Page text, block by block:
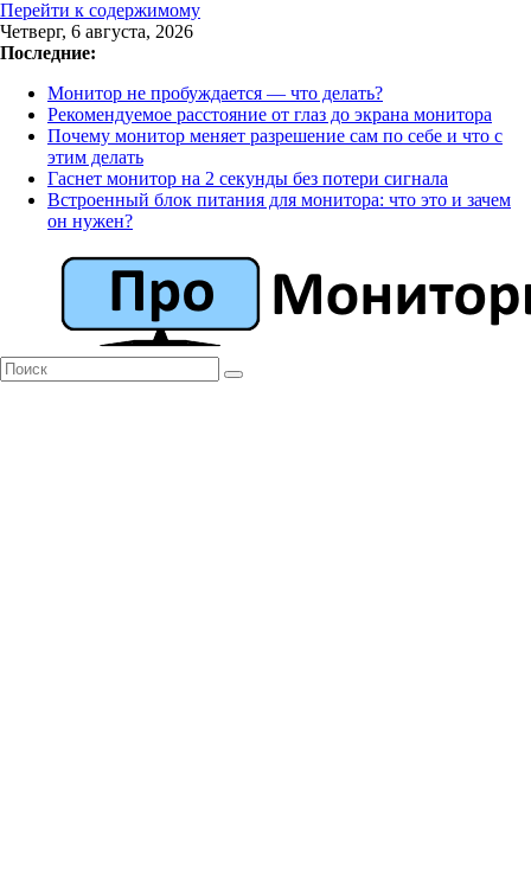
Перейти к содержимому
Четверг, 6 августа, 2026
Последние:
Монитор не пробуждается — что делать?
Рекомендуемое расстояние от глаз до экрана монитора
Почему монитор меняет разрешение сам по себе и что с
этим делать
Гаснет монитор на 2 секунды без потери сигнала
Встроенный блок питания для монитора: что это и зачем
он нужен?